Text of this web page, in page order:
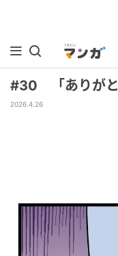
#30 「ありがと
2026.4.26